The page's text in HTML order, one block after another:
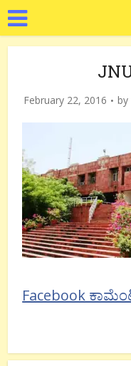
February 22, 2016 by
Facebook